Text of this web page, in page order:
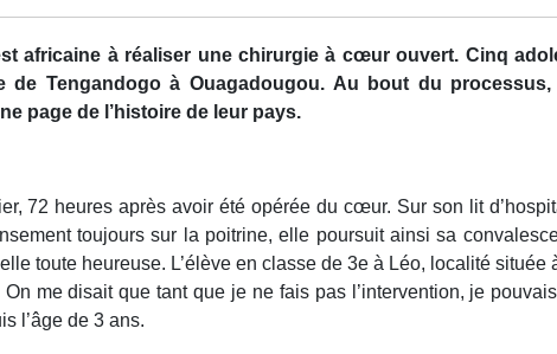
africaine à réaliser une chirurgie à cœur ouvert. Cinq
Tengandogo à Ouagadougou. Au bout du
page de l’histoire de leur pays.
72 heures après avoir été opérée du cœur. Sur son lit
toujours sur la poitrine, elle poursuit ainsi sa
toute heureuse. L’élève en classe de 3e à Léo, localité située
me disait que tant que je ne fais pas l’intervention, je
l’âge de 3 ans.